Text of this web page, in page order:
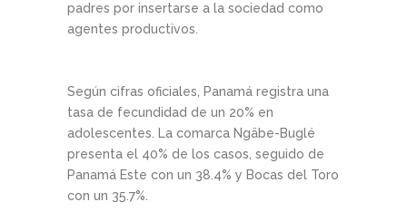
padres por insertarse a la sociedad como
agentes productivos.
Según cifras oficiales, Panamá registra una
tasa de fecundidad de un 20% en
adolescentes. La comarca Ngäbe-Buglé
presenta el 40% de los casos, seguido de
Panamá Este con un 38.4% y Bocas del Toro
con un 35.7%.